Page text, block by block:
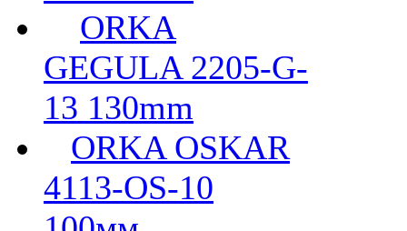
ORKA
GEGULA 2205-G-
13 130mm
ORKA OSKAR
4113-OS-10